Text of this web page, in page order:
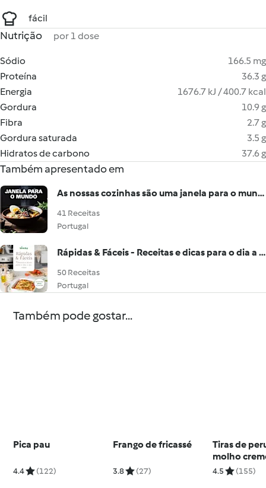
fácil
Nutrição por 1 dose
Sódio
166.5 mg
Proteína
36.3 g
Energia
1676.7 kJ / 400.7 kcal
Gordura
10.9 g
Fibra
2.7 g
Gordura saturada
3.5 g
Hidratos de carbono
37.6 g
Também apresentado em
As nossas cozinhas são uma janela para o mundo
41 Receitas
Portugal
Rápidas & Fáceis - Receitas e dicas para o dia a dia
50 Receitas
Portugal
Também pode gostar...
Pica pau
4.4 (122)
Frango de fricassé
3.8 (27)
Tiras de
molho
4.5 (155)